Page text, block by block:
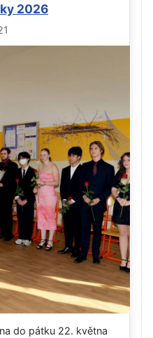
2026
do pátku 22. května